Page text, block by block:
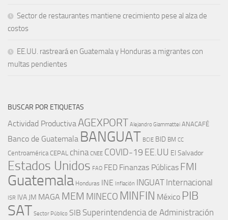
Sector de restaurantes mantiene crecimiento pese al alza de
costos
EE.UU. rastreará en Guatemala y Honduras a migrantes con
multas pendientes
BUSCAR POR ETIQUETAS
Actividad ProductivaAGEXPORT Alejandro Giammattei ANACAFÉ
Banco de Guatemala BANGUAT BCIE BID BM CC
Centroamérica CEPAL china CNEE COVID-19 EE.UU El Salvador
Estados Unidos FAO FED Finanzas Públicas FMI
Guatemala Honduras INE Inflación INGUAT Internacional
ISR IVA JM MAGA MEM MINECO MINFIN México PIB
SAT Sector Público SIB Superintendencia de Administración